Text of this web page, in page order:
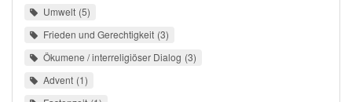
Umwelt 5
Frieden und Gerechtigkeit 3
Ökumene / interreligiöser Dialog 3
Advent 1